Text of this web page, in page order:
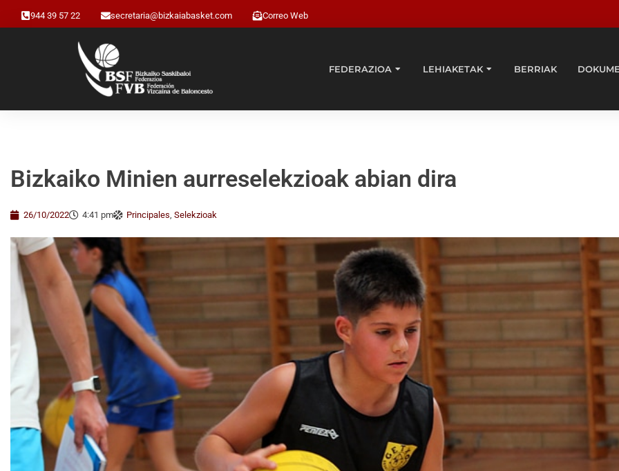
944 39 57 22 secretaria@bizkaiabasket.com Correo Web
FEDERAZIOA LEHIAKETAK BERRIAK
Bizkaiko Minien aurreselekzioak abian dira
26/10/2022 4:41 pm Principales, Selekzioak